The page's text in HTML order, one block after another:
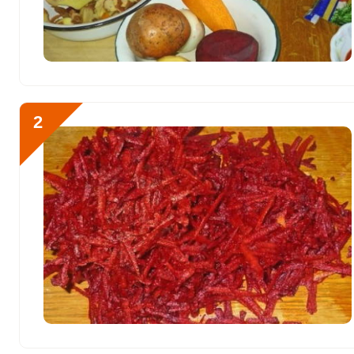
Витамин К 21.7 мкг
Калий
Кальций 354.7 мг
Кремний 171.3 мг
Магний 282.7 мг
Натрий 11864.3 мг
Сера 287.8 мг
Фосфор 431 мг
2
Кастрюлю с водой
персональных данныхи